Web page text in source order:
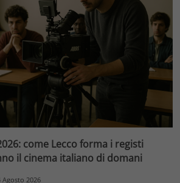
come Lecco forma i registi
il cinema italiano di domani
Agosto 2026